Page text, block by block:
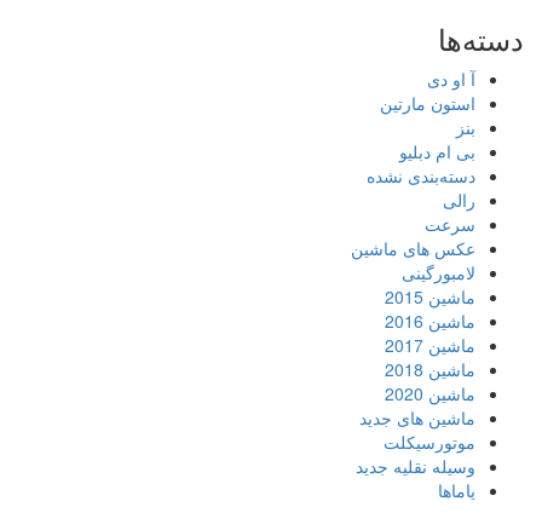
دسته‌ها
آ او دی
استون مارتین
بنز
بی ام دبلیو
دسته‌بندی نشده
رالی
سرعت
عکس های ماشین
لامبورگینی
ماشین 2015
ماشین 2016
ماشین 2017
ماشین 2018
ماشین 2020
ماشین های جدید
موتورسیکلت
وسیله نقلیه جدید
یاماها